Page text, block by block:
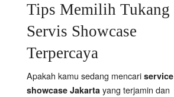
Tips Memilih Tukang
Servis Showcase
Terpercaya
Apakah kamu sedang mencari service
showcase Jakarta yang terjamin dan